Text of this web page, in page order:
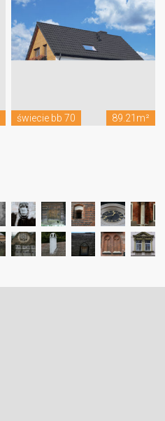
świecie bb 70 89.21m²